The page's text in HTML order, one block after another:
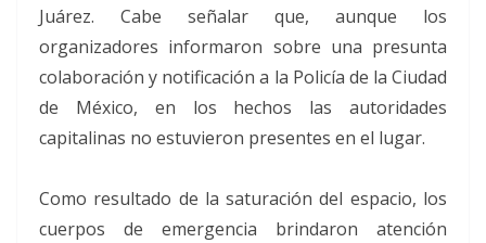
Juárez. Cabe señalar que, aunque los
organizadores informaron sobre una presunta
colaboración y notificación a la Policía de la Ciudad
de México, en los hechos las autoridades
capitalinas no estuvieron presentes en el lugar.
Como resultado de la saturación del espacio, los
cuerpos de emergencia brindaron atención